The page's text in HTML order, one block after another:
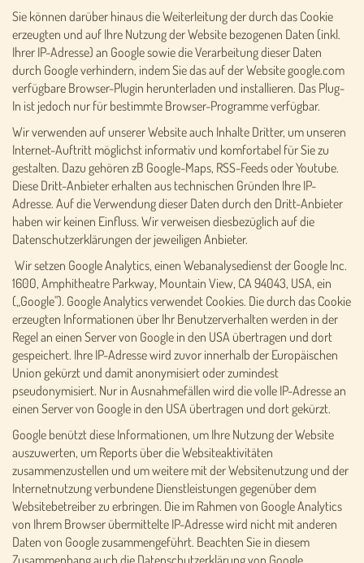
Sie können darüber hinaus die Weiterleitung der durch das Cookie
erzeugten und auf Ihre Nutzung der Website bezogenen Daten (inkl.
Ihrer IP-Adresse) an Google sowie die Verarbeitung dieser Daten
durch Google verhindern, indem Sie das auf der Website google.com
verfügbare Browser-Plugin herunterladen und installieren. Das Plug-
In ist jedoch nur für bestimmte Browser-Programme verfügbar.
Wir verwenden auf unserer Website auch Inhalte Dritter, um unseren
Internet-Auftritt möglichst informativ und komfortabel für Sie zu
gestalten. Dazu gehören zB Google-Maps, RSS-Feeds oder Youtube.
Diese Dritt-Anbieter erhalten aus technischen Gründen Ihre IP-
Adresse. Auf die Verwendung dieser Daten durch den Dritt-Anbieter
haben wir keinen Einfluss. Wir verweisen diesbezüglich auf die
Datenschutzerklärungen der jeweiligen Anbieter.
Wir setzen Google Analytics, einen Webanalysedienst der Google Inc.
1600, Amphitheatre Parkway, Mountain View, CA 94043, USA, ein
(„Google"). Google Analytics verwendet Cookies. Die durch das Cookie
erzeugten Informationen über Ihr Benutzerverhalten werden in der
Regel an einen Server von Google in den USA übertragen und dort
gespeichert. Ihre IP-Adresse wird zuvor innerhalb der Europäischen
Union gekürzt und damit anonymisiert oder zumindest
pseudonymisiert. Nur in Ausnahmefällen wird die volle IP-Adresse an
einen Server von Google in den USA übertragen und dort gekürzt.
Google benützt diese Informationen, um Ihre Nutzung der Website
auszuwerten, um Reports über die Websiteaktivitäten
zusammenzustellen und um weitere mit der Websitenutzung und der
Internetnutzung verbundene Dienstleistungen gegenüber dem
Websitebetreiber zu erbringen. Die im Rahmen von Google Analytics
von Ihrem Browser übermittelte IP-Adresse wird nicht mit anderen
Daten von Google zusammengeführt. Beachten Sie in diesem